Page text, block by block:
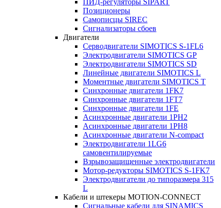
ПИД-регуляторы SIPART
Позиционеры
Самописцы SIREC
Сигнализаторы сбоев
Двигатели
Серводвигатели SIMOTICS S-1FL6
Электродвигатели SIMOTICS GP
Электродвигатели SIMOTICS SD
Линейные двигатели SIMOTICS L
Моментные двигатели SIMOTICS T
Синхронные двигатели 1FK7
Синхронные двигатели 1FT7
Синхронные двигатели 1FE
Асинхронные двигатели 1PH2
Асинхронные двигатели 1PH8
Асинхронные двигатели N-compact
Электродвигатели 1LG6
cамовентилируемые
Взрывозащищенные электродвигатели
Мотор-редукторы SIMOTICS S-1FK7
Электродвигатели до типоразмера 315
L
Кабели и штекеры MOTION-CONNECT
Сигнальные кабели для SINAMICS